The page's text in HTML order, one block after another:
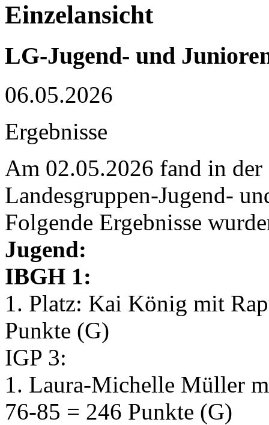
Einzelansicht
LG-Jugend- und
06.05.2026
Ergebnisse
Am 02.05.2026 fand in der
Landesgruppen-Jugend-
Folgende Ergebnisse
Jugend:
IBGH 1:
1. Platz: Kai König mit
Punkte (G)
IGP 3:
1. Laura-Michelle Müller
76-85 = 246 Punkte (G)